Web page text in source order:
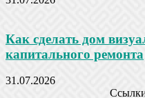
Как сделать дом
капитального ремонта
31.07.2026